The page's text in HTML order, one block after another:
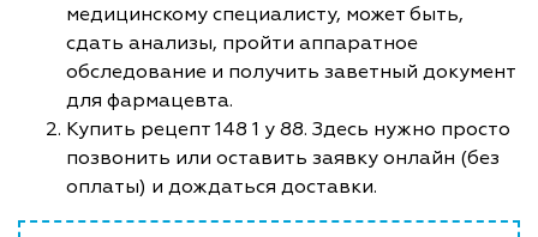
медицинскому специалисту, может быть,
сдать анализы, пройти аппаратное
обследование и получить заветный документ
для фармацевта.
Купить рецепт 148 1 у 88. Здесь нужно просто
позвонить или оставить заявку онлайн (без
оплаты) и дождаться доставки.